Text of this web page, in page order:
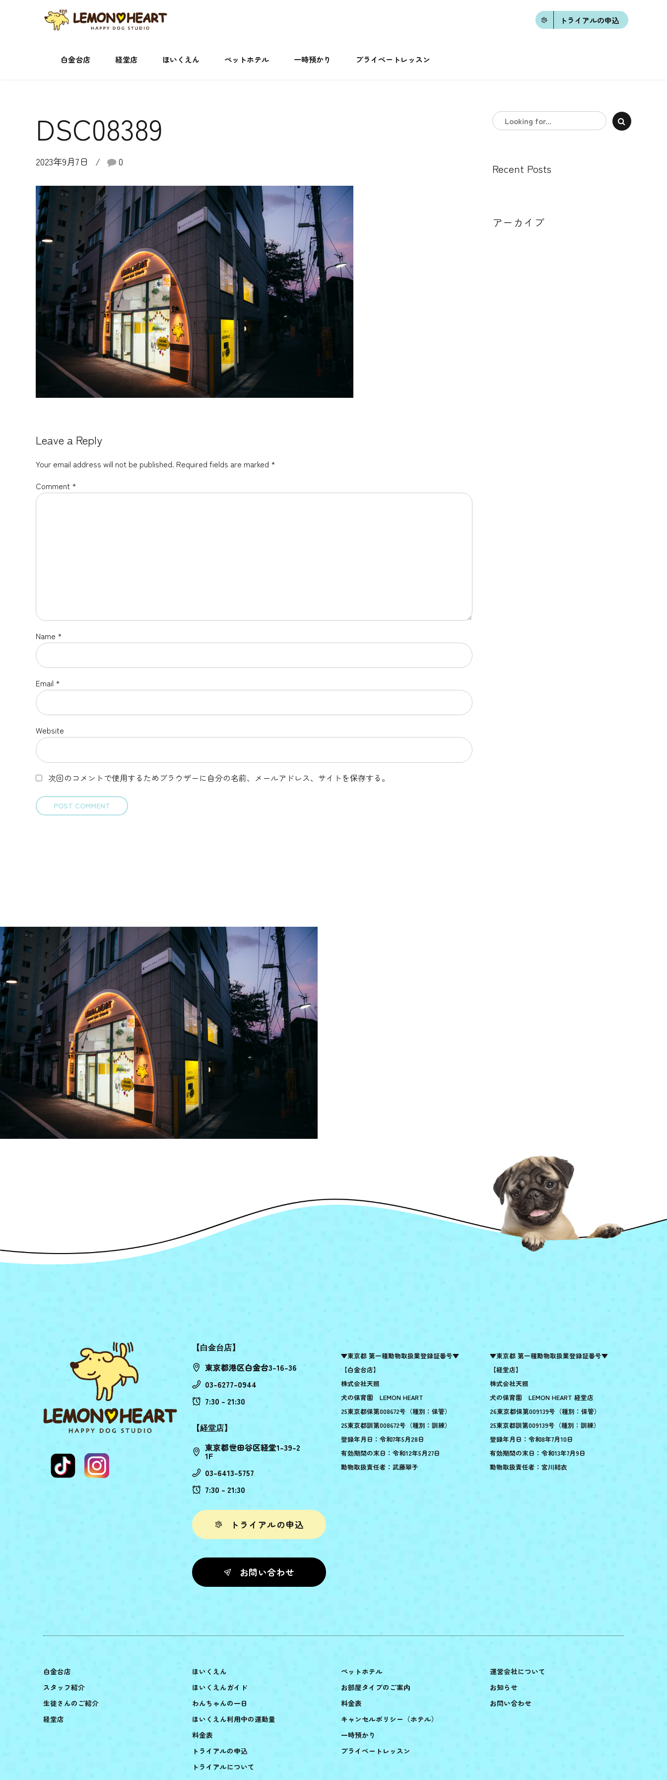
トライアルの申込
白金台店 経堂店 ほいくえん ペットホテル 一時預かり プライベートレッスン
DSC08389
2023年9月7日 0
Leave a Reply
Your email address will not be published. Required fields are marked *
Comment *
Name *
Email *
Website
次回のコメントで使用するためブラウザーに自分の名前、メールアドレス、サイトを保存する。
POST COMMENT
Recent Posts
アーカイブ
【白金台店】
東京都港区白金台3-16-36
03-6277-0944
7:30 - 21:30
【経堂店】
東京都世田谷区経堂1-39-2
1F
03-6413-5757
7:30 - 21:30
トライアルの申込
お問い合わせ
▼東京都 第一種動物取扱業登録証番号▼
【白金台店】
株式会社天照
犬の保育園 LEMON HEART
25東京都保第008672号（種別：保管）
25東京都訓第008672号（種別：訓練）
登録年月日：令和7年5月28日
有効期間の末日：令和12年5月27日
動物取扱責任者：武藤翠子
▼東京都 第一種動物取扱業登録証番号▼
【経堂店】
株式会社天照
犬の保育園 LEMON HEART 経堂店
26東京都保第009139号（種別：保管）
25東京都訓第009139号（種別：訓練）
登録年月日：令和8年7月10日
有効期間の末日：令和13年7月9日
動物取扱責任者：宮川結衣
白金台店
スタッフ紹介
生徒さんのご紹介
経堂店
ほいくえん
ほいくえんガイド
わんちゃんの一日
ほいくえん利用中の運動量
料金表
トライアルの申込
トライアルについて
ペットホテル
お部屋タイプのご案内
料金表
キャンセルポリシー（ホテル）
一時預かり
プライベートレッスン
運営会社について
お知らせ
お問い合わせ